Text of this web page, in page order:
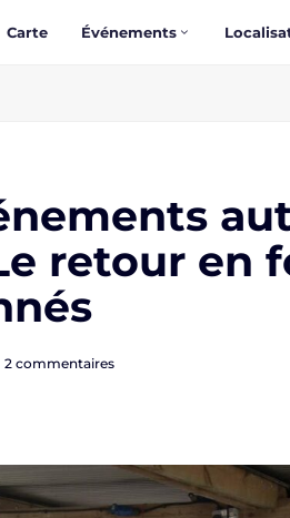
Carte Événements
retour en
2 commentaires